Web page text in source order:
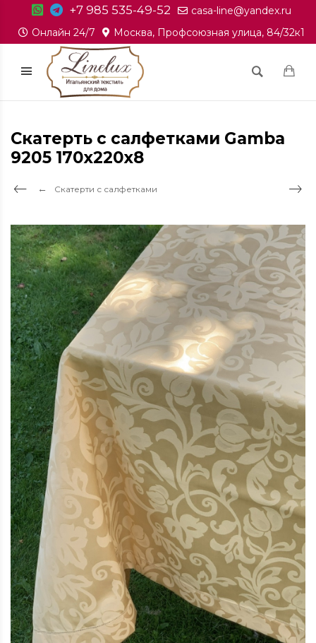
+7 985 535-49-52
casa-line@yandex.ru
Онлайн 24/7
Москва, Профсоюзная улица, 84/32к1
Скатерть с салфетками Gamba
9205 170х220х8
Скатерти с салфетками